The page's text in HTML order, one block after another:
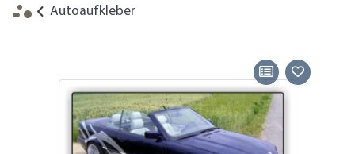
Autoaufkleber